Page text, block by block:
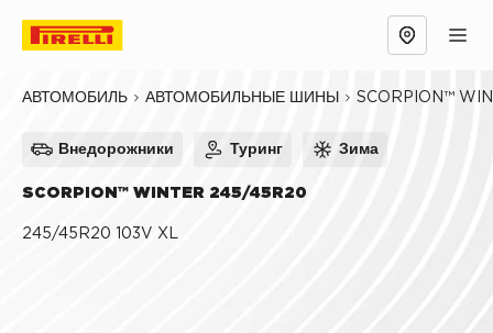
АВТОМОБИЛЬ АВТОМОБИЛЬНЫЕ ШИНЫ SCORPION™
Внедорожники Туринг Зима
SCORPION™ WINTER 245/45R20
245/45R20 103V XL